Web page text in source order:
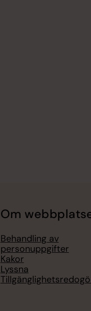
Om
Behandling av
personuppgifter
Kakor
Lyssna